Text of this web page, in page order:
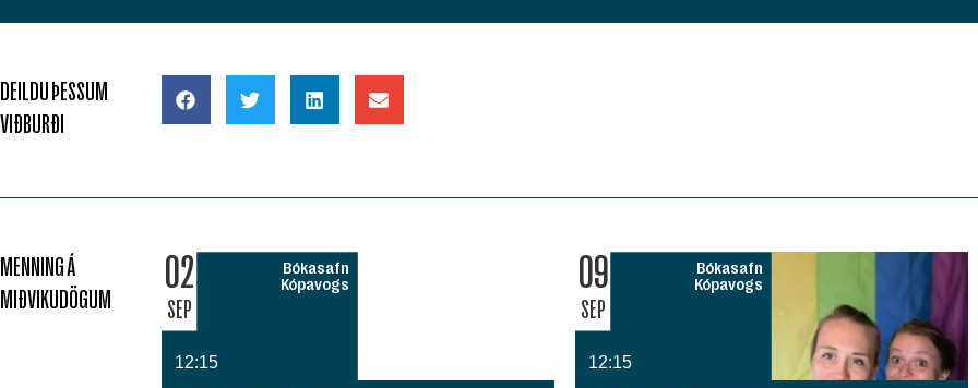
DEILDU ÞESSUM
VIÐBURÐI
MENNING Á
MIÐVIKUDÖGUM
02
SEP
Bókasafn
Kópavogs
12:15
09
SEP
Bókasafn
Kópavogs
12:15